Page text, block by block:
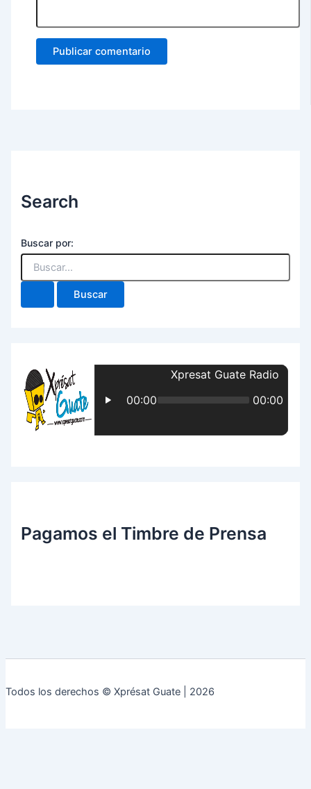
Search
Buscar por:
Pagamos el Timbre de Prensa
Todos los derechos © Xprésat Guate | 2026